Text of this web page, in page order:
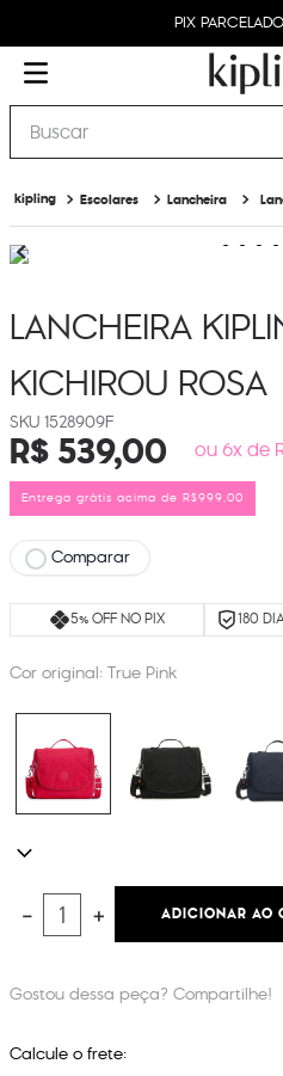
PIX
Buscar
Escolares Lancheira
LANCHEIRA
KICHIROU ROSA
1528909F
R$539,00 ou 6x de
Entrega grátis acima de R$999,00
Comparar
5% OFF NO PIX 180
Cor original: True Pink
＋
－ ADICIONAR AO
Calcule o frete: